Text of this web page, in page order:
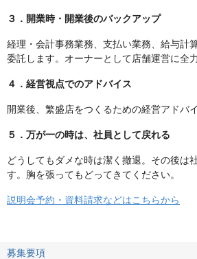
３．開業時・開業後のバックアップ
経理・会計事務業務、支払い業務、給与計
委託します。オーナーとして店舗運営に全
４．経営視点でのアドバイス
開業後、繁盛店をつくるための経営アドバ
５．万が一の時は、社員として戻れる
どうしてもダメな時は潔く撤退。その後は
す。胸を張ってもどってきてください。
説明会予約・資料請求などはこちらから
募集要項